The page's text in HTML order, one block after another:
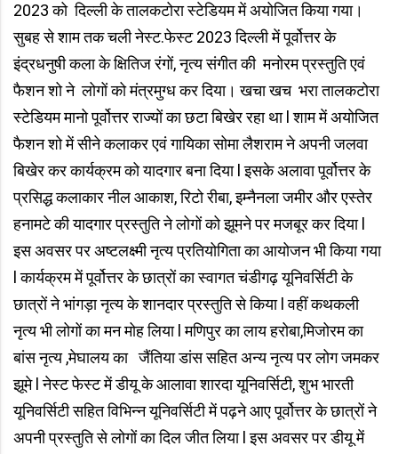
2023 को दिल्ली के तालकटोरा स्टेडियम में अयोजित किया गया।
सुबह से शाम तक चली नेस्ट.फेस्ट 2023 दिल्ली में पूर्वोत्तर के
इंद्रधनुषी कला के क्षितिज रंगों, नृत्य संगीत की मनोरम प्रस्तुति एवं
फैशन शो ने लोगों को मंत्रमुग्ध कर दिया। खचा खच भरा तालकटोरा
स्टेडियम मानो पूर्वोत्तर राज्यों का छटा बिखेर रहा था l शाम में अयोजित
फैशन शो में सीने कलाकर एवं गायिका सोमा लैशराम ने अपनी जलवा
बिखेर कर कार्यक्रम को यादगार बना दिया l इसके अलावा पूर्वोत्तर के
प्रसिद्ध कलाकार नील आकाश, रिटो रीबा, इम्नैनला जमीर और एस्तेर
हनामटे की यादगार प्रस्तुति ने लोगों को झूमने पर मजबूर कर दिया l
इस अवसर पर अष्टलक्ष्मी नृत्य प्रतियोगिता का आयोजन भी किया गया
l कार्यक्रम में पूर्वोत्तर के छात्रों का स्वागत चंडीगढ़ यूनिवर्सिटी के
छात्रों ने भांगड़ा नृत्य के शानदार प्रस्तुति से किया l वहीं कथकली
नृत्य भी लोगों का मन मोह लिया l मणिपुर का लाय हरोबा,मिजोरम का
बांस नृत्य ,मेघालय का जैंतिया डांस सहित अन्य नृत्य पर लोग जमकर
झूमे l नेस्ट फेस्ट में डीयू के आलावा शारदा यूनिवर्सिटी, शुभ भारती
यूनिवर्सिटी सहित विभिन्न यूनिवर्सिटी में पढ़ने आए पूर्वोत्तर के छात्रों ने
अपनी प्रस्तुति से लोगों का दिल जीत लिया l इस अवसर पर डीयू में